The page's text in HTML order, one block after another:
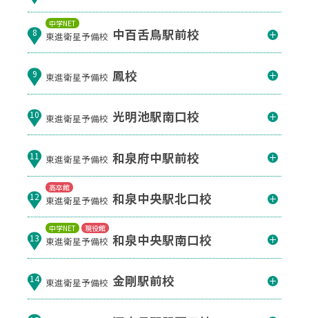
中学NET
8 東進衛星予備校 中百舌鳥駅前校
9 東進衛星予備校 鳳校
10 東進衛星予備校 光明池駅南口校
11 東進衛星予備校 和泉府中駅前校
高卒館
12 東進衛星予備校 和泉中央駅北口校
中学NET 現役館
13 東進衛星予備校 和泉中央駅南口校
14 東進衛星予備校 金剛駅前校